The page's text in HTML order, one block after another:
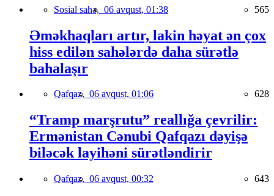
Sosial sahə, 06 avqust, 01:38 565
Əməkhaqları artır, lakin həyat ən çox
hiss edilən sahələrdə daha sürətlə
bahalaşır
Qafqaz, 06 avqust, 01:06 628
“Tramp marşrutu” reallığa çevrilir:
Ermənistan Cənubi Qafqazı dəyişə
biləcək layihəni sürətləndirir
Qafqaz, 06 avqust, 00:32 643